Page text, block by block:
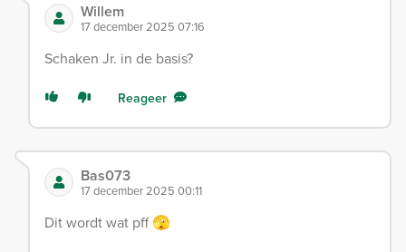
Willem
17 december 2025 07:16
Schaken Jr. in de basis?
Reageer
Bas073
17 december 2025 00:11
Dit wordt wat pff 🫣